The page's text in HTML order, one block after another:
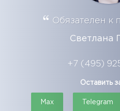
Обязателен к
Светлана
+7 (495)
Оставить
Max Telegram